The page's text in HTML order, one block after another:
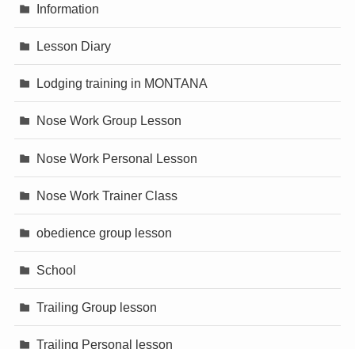
Information
Lesson Diary
Lodging training in MONTANA
Nose Work Group Lesson
Nose Work Personal Lesson
Nose Work Trainer Class
obedience group lesson
School
Trailing Group lesson
Trailing Personal lesson